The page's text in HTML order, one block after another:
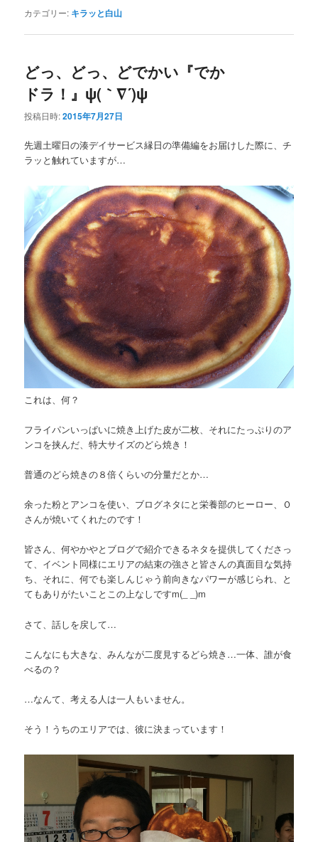
カテゴリー: キラッと白山
どっ、どっ、どでかい『でか
ドラ！』ψ(｀∇´)ψ
投稿日時:2015年7月27日
先週土曜日の湊デイサービス縁日の準備編をお届けした際に、チ
ラッと触れていますが…
これは、何？
フライパンいっぱいに焼き上げた皮が二枚、それにたっぷりのア
ンコを挟んだ、特大サイズのどら焼き！
普通のどら焼きの８倍くらいの分量だとか…
余った粉とアンコを使い、ブログネタにと栄養部のヒーロー、Ｏ
さんが焼いてくれたのです！
皆さん、何やかやとブログで紹介できるネタを提供してくださっ
て、イベント同様にエリアの結束の強さと皆さんの真面目な気持
ち、それに、何でも楽しんじゃう前向きなパワーが感じられ、と
てもありがたいことこの上なしですm(_ _)m
さて、話しを戻して…
こんなにも大きな、みんなが二度見するどら焼き…一体、誰が食
べるの？
…なんて、考える人は一人もいません。
そう！うちのエリアでは、彼に決まっています！